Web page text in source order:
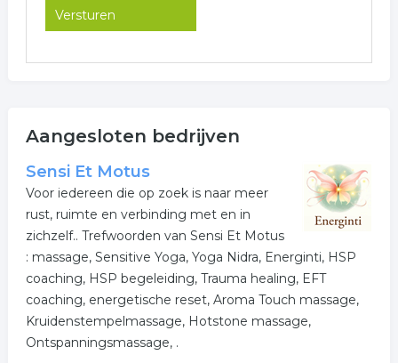
Aangesloten bedrijven
Sensi Et Motus
Voor iedereen die op zoek is naar meer
rust, ruimte en verbinding met en in
zichzelf.. Trefwoorden van Sensi Et Motus
: massage, Sensitive Yoga, Yoga Nidra, Energinti, HSP
coaching, HSP begeleiding, Trauma healing, EFT
coaching, energetische reset, Aroma Touch massage,
Kruidenstempelmassage, Hotstone massage,
Ontspanningsmassage, .